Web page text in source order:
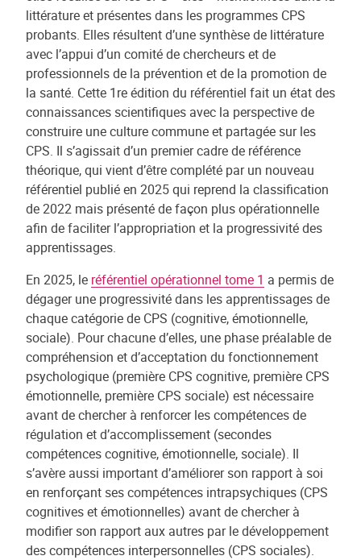
littérature et présentes dans les programmes CPS
probants. Elles résultent d’une synthèse de littérature
avec l’appui d’un comité de chercheurs et de
professionnels de la prévention et de la promotion de
la santé. Cette 1re édition du référentiel fait un état des
connaissances scientifiques avec la perspective de
construire une culture commune et partagée sur les
CPS. Il s’agissait d’un premier cadre de référence
théorique, qui vient d’être complété par un nouveau
référentiel publié en 2025 qui reprend la classification
de 2022 mais présenté de façon plus opérationnelle
afin de faciliter l’appropriation et la progressivité des
apprentissages.
En 2025, le référentiel opérationnel tome 1 a permis de
dégager une progressivité dans les apprentissages de
chaque catégorie de CPS (cognitive, émotionnelle,
sociale). Pour chacune d’elles, une phase préalable de
compréhension et d’acceptation du fonctionnement
psychologique (première CPS cognitive, première CPS
émotionnelle, première CPS sociale) est nécessaire
avant de chercher à renforcer les compétences de
régulation et d’accomplissement (secondes
compétences cognitive, émotionnelle, sociale). Il
s’avère aussi important d’améliorer son rapport à soi
en renforçant ses compétences intrapsychiques (CPS
cognitives et émotionnelles) avant de chercher à
modifier son rapport aux autres par le développement
des compétences interpersonnelles (CPS sociales).